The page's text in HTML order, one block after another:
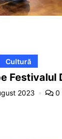
Cultură
Festivalul
2023 0